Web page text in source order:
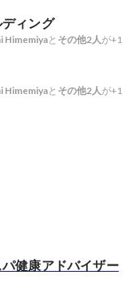
ィング
Himemiyaと その他2人が+1
Himemiyaと その他2人が+1
健康アドバイザー